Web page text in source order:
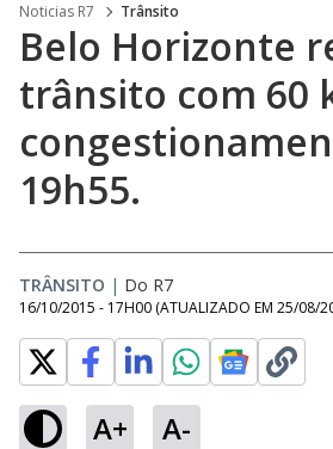
Noticias R7 Trânsito
Belo Horizonte
trânsito com 60
19h55.
TRÂNSITO | Do R7
16/10/2015 - 17H00 (ATUALIZADO EM 25/08/
A+ A-